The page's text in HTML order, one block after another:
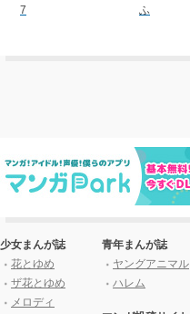
7
ふ
少女まんが誌
花とゆめ
ザ花とゆめ
メロディ
青年まんが誌
ヤングアニマル
ハレム